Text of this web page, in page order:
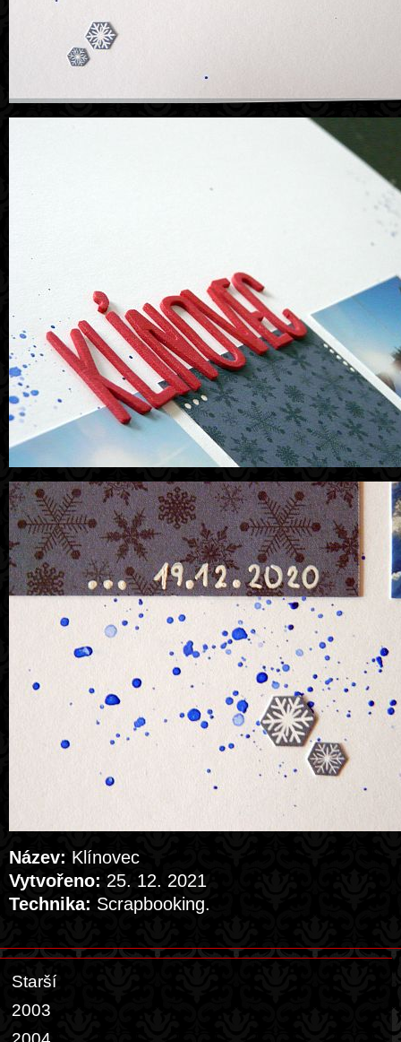
Název: Klínovec
Vytvořeno: 25. 12. 2021
Technika: Scrapbooking.
Starší
2003